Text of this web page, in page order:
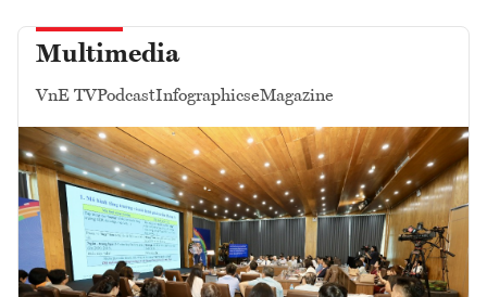
Multimedia
VnE TVPodcastInfographicseMagazine